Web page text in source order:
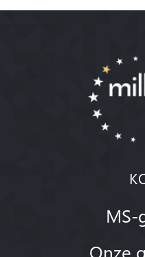
MS-
Onze